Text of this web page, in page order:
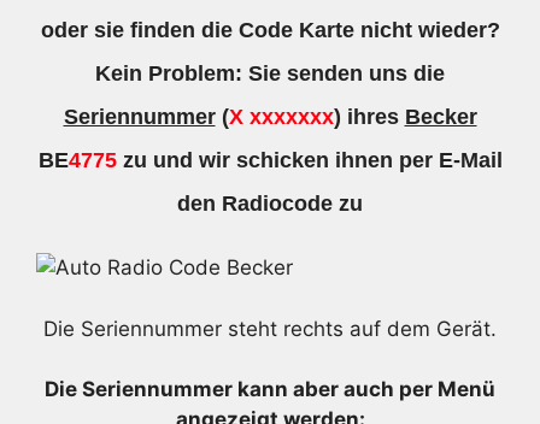
oder sie finden die Code Karte nicht wieder?
Kein Problem: Sie senden uns die
Seriennummer(X xxxxxxx) ihres Becker
BE4775zu und wir schicken ihnen per E-Mail
den Radiocode zu
Die Seriennummer steht rechts auf dem Gerät.
Die Seriennummer kann aber auch per Menü